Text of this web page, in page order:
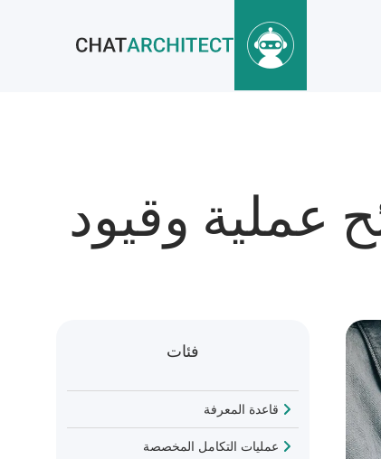
عملية وقيود
فئات
قاعدة المعرفة
عمليات التكامل المخصصة